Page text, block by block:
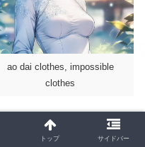
ao dai clothes, impossible
clothes
胸囲にテンションのかかったア
トップ サイドバー